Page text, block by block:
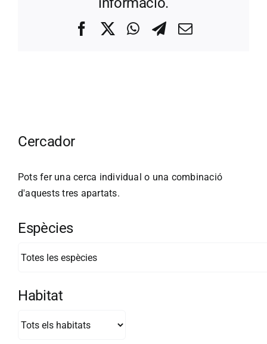
FacebookWhatsApp
Telegram
Correo
Cercador
Pots fer una cerca individual o una combinació
d'aquests tres apartats.
Espècies
Habitat